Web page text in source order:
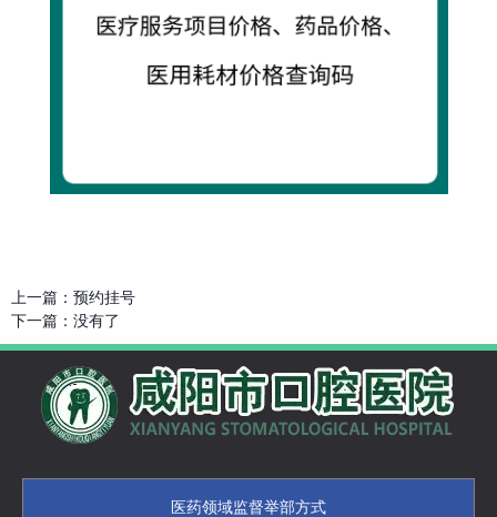
上一篇： 预约挂号
下一篇： 没有了
医药领域监督举部方式